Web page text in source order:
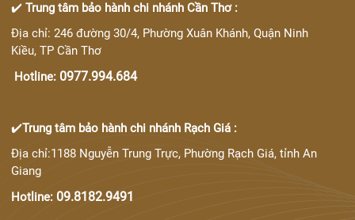
✔️Trung tâm bảo hành chi nhánh Cần Thơ :
Địa chỉ: 246 đường 30/4, Phường Xuân Khánh, Quận Ninh
Kiều, TP Cần Thơ
Hotline: 0977.994.684
✔️Trung tâm bảo hành chi nhánh Rạch Giá :
Địa chỉ:1188 Nguyễn Trung Trực, Phường Rạch Giá, tỉnh An
Giang
Hotline: 09.8182.9491